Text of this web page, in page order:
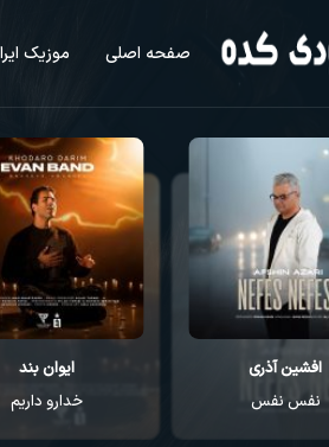
صفحه اصلی موزیک
افشین آذری
نفس نفس
ایوان بند
خدارو داریم